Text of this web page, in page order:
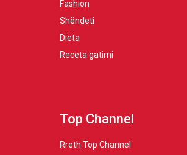
Fashion
Shëndeti
Dieta
Receta gatimi
Top Channel
Rreth Top Channel